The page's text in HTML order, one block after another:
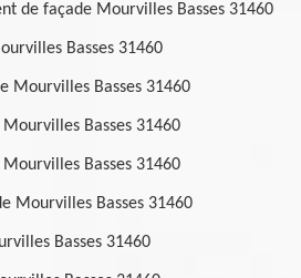
de façade Mourvilles Basses 31460
Basses 31460
Mourvilles Basses 31460
Basses 31460
Basses 31460
Mourvilles Basses 31460
Basses 31460